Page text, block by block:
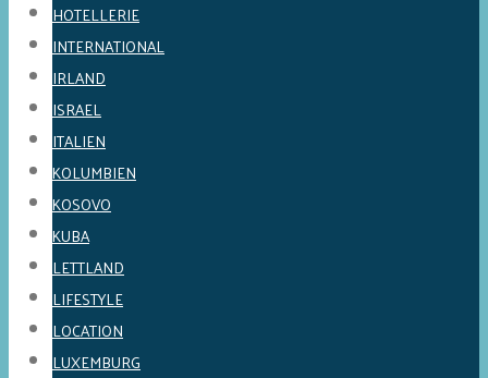
HOTELLERIE
INTERNATIONAL
IRLAND
ISRAEL
ITALIEN
KOLUMBIEN
KOSOVO
KUBA
LETTLAND
LIFESTYLE
LOCATION
LUXEMBURG